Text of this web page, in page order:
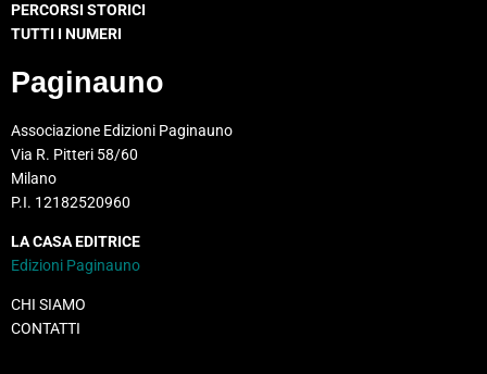
PERCORSI STORICI
TUTTI I NUMERI
Paginauno
Associazione Edizioni Paginauno
Via R. Pitteri 58/60
Milano
P.I. 12182520960
LA CASA EDITRICE
Edizioni Paginauno
CHI SIAMO
CONTATTI